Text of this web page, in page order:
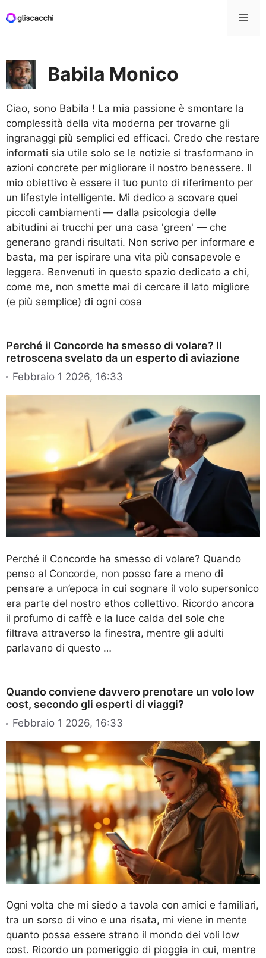
al
Babila Monico
Ciao, sono Babila ! La mia passione è smontare la
complessità della vita moderna per trovarne gli
ingranaggi più semplici ed efficaci. Credo che restare
informati sia utile solo se le notizie si trasformano in
azioni concrete per migliorare il nostro benessere. Il
mio obiettivo è essere il tuo punto di riferimento per
un lifestyle intelligente. Mi dedico a scovare quei
piccoli cambiamenti — dalla psicologia delle
abitudini ai trucchi per una casa 'green' — che
generano grandi risultati. Non scrivo per informare e
basta, ma per ispirare una vita più consapevole e
leggera. Benvenuti in questo spazio dedicato a chi,
come me, non smette mai di cercare il lato migliore
(e più semplice) di ogni cosa
Perché il Concorde ha smesso di volare? Il
retroscena svelato da un esperto di aviazione
Febbraio 1 2026, 16:33
Perché il Concorde ha smesso di volare? Quando
penso al Concorde, non posso fare a meno di
pensare a un’epoca in cui sognare il volo supersonico
era parte del nostro ethos collettivo. Ricordo ancora
il profumo di caffè e la luce calda del sole che
filtrava attraverso la finestra, mentre gli adulti
parlavano di questo …
Quando conviene davvero prenotare un volo low
cost, secondo gli esperti di viaggi?
Febbraio 1 2026, 16:33
Ogni volta che mi siedo a tavola con amici e familiari,
tra un sorso di vino e una risata, mi viene in mente
quanto possa essere strano il mondo dei voli low
cost. Ricordo un pomeriggio di pioggia in cui, mentre